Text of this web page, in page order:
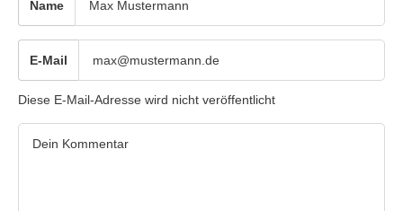
Name
E-Mail
Diese E-Mail-Adresse wird nicht veröffentlicht